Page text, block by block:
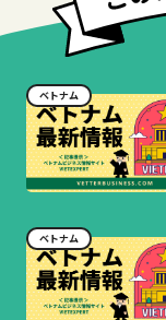
ベトナム
ベトナム